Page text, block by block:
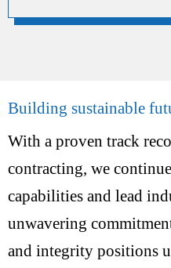
Building sustainable
With a proven track
contracting, we
capabilities and lead
unwavering
and integrity positions